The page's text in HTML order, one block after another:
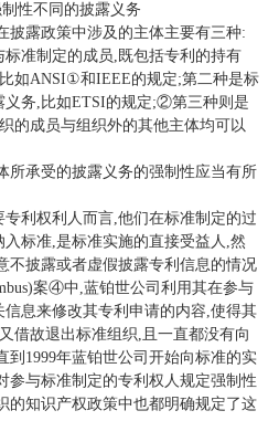
性不同的披露义务
披露政策中涉及的主体主要有三种:
准制定的成员,既包括专利的持有
如ANSI①和IEEE的规定;第二种是标
义务,比如ETSI的规定;②第三种则是
的成员与组织外的其他主体均可以
所承受的披露义务的强制性应当有所
利权利人而言,他们在标准制定的过
标准,是标准实施的直接受益人,然
不披露或者虚假披露专利信息的情况
案④中,蓝铂世公司利用其在参与
息来修改其专利申请的内容,使得其
借故退出标准组织,且一直都没有向
到1999年蓝铂世公司开始向标准的实
与标准制定的专利权人规定强制性
的知识产权政策中也都明确规定了这